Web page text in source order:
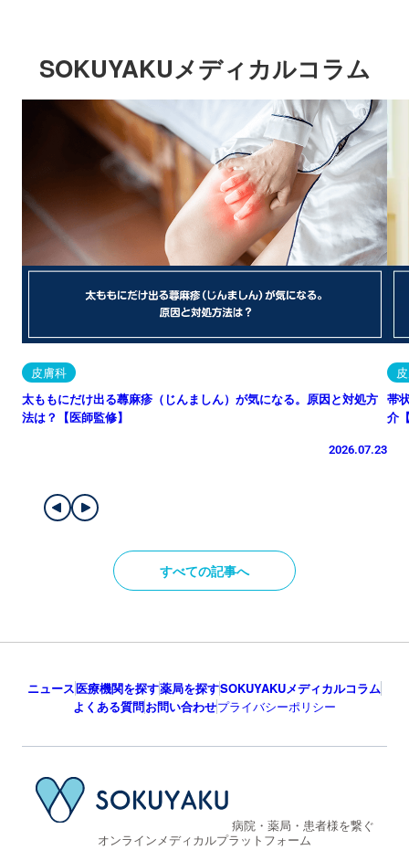
SOKUYAKUメディカルコラム
皮膚科
太ももにだけ出る蕁麻疹（じんましん）が気になる。原因と対処方
法は？【医師監修】
2026.07.23
帯
介
すべての記事へ
ニュース医療機関を探す薬局を探すSOKUYAKUメディカルコラム
よくある質問お問い合わせプライバシーポリシー
病院・薬局・患者様を繋ぐ
オンラインメディカルプラットフォーム